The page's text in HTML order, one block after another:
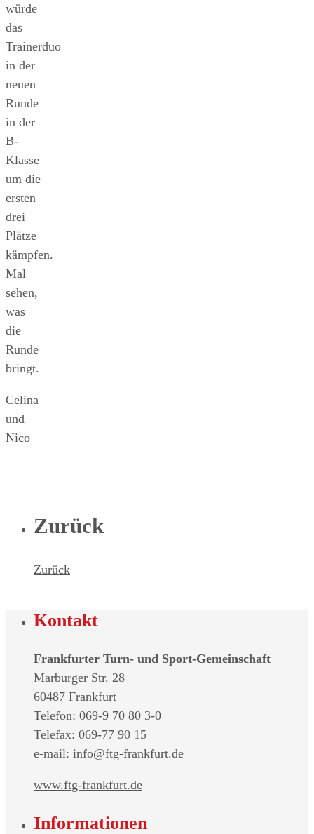
würde
das
Trainerduo
in der
neuen
Runde
in der
B-
Klasse
um die
ersten
drei
Plätze
kämpfen.
Mal
sehen,
was
die
Runde
bringt.
Celina
und
Nico
Zurück
Zurück
Kontakt
Frankfurter Turn- und Sport-Gemeinschaft
Marburger Str. 28
60487 Frankfurt
Telefon: 069-9 70 80 3-0
Telefax: 069-77 90 15
e-mail: info@ftg-frankfurt.de
www.ftg-frankfurt.de
Informationen